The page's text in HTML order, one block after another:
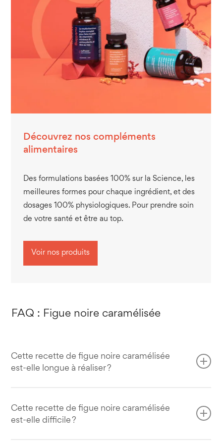
Découvrez nos compléments
alimentaires
Des formulations basées 100% sur la Science, les
meilleures formes pour chaque ingrédient, et des
dosages 100% physiologiques. Pour prendre soin
de votre santé et être au top.
Voir nos produits
FAQ : Figue noire caramélisée
Cette recette de figue noire caramélisée
est-elle longue à réaliser ?
réaliser, seulement 8 minutes en tout.
Cette recette de figue noire caramélisée
est-elle difficile ?